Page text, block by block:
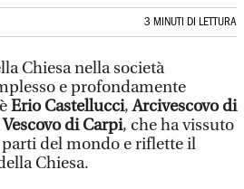
3 MINUTI DI LETTURA
Chiesa nella società
e profondamente
Erio Castellucci,Arcivescovo di
Vescovo di Carpi, che ha vissuto
del mondo e riflette il
Chiesa.